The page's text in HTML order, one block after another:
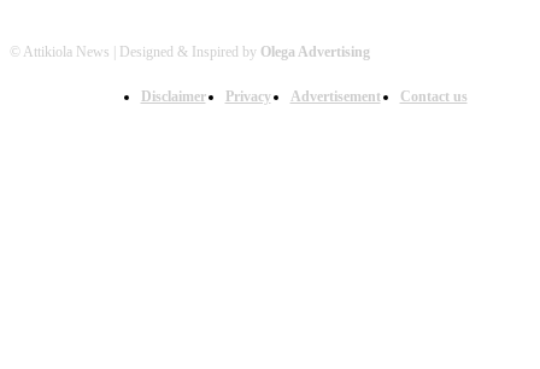
© Attikiola News | Designed & Inspired by Olega Advertising
Disclaimer Privacy Advertisement Contact us